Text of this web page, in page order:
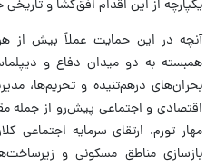
یکپارچه از این اقدام افق‌گشا و
آنچه در این حمایت عملاً بیش از
همبسته به دو میدان دفاع و
بحران‌های درهم‌تنیده و تحریم‌ها،
اقتصادی و اجتماعی پیش‌رو از جمله
مهار تورم، ارتقای سرمایه اجتماعی
بازسازی مناطق مسکونی و